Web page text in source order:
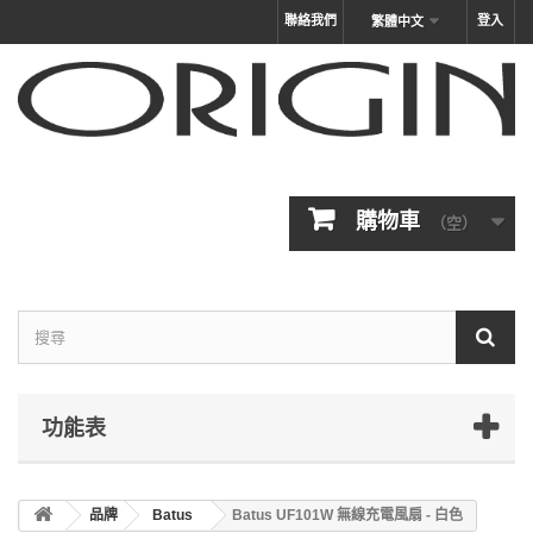
登入
繁體中文
聯絡我們
購物車 （空）
功能表
品牌 Batus Batus UF101W 無線充電風扇 - 白色